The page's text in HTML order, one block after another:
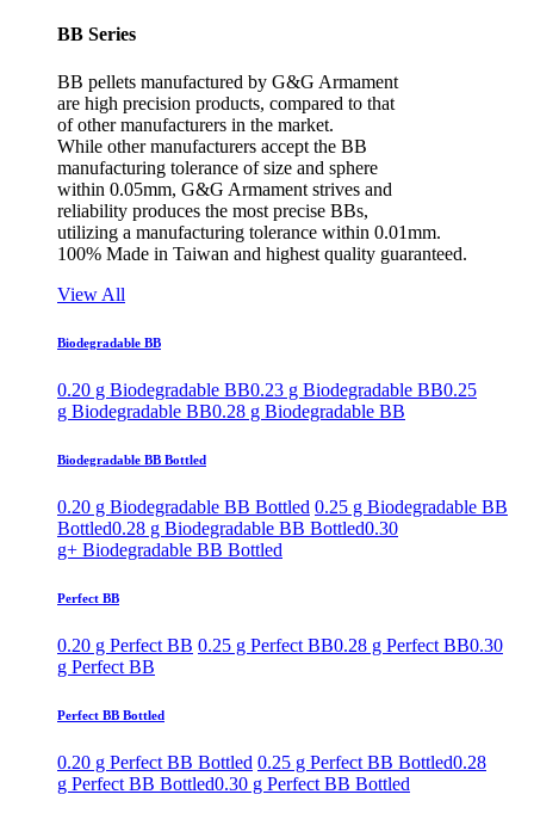
BB Series
BB pellets manufactured by G&G Armament
are high precision products, compared to that
of other manufacturers in the market.
While other manufacturers accept the BB
manufacturing tolerance of size and sphere
within 0.05mm, G&G Armament strives and
reliability produces the most precise BBs,
utilizing a manufacturing tolerance within 0.01mm.
100% Made in Taiwan and highest quality guaranteed.
View All
Biodegradable BB
0.20 g Biodegradable BB0.23 g Biodegradable BB0.25
g Biodegradable BB0.28 g Biodegradable BB
Biodegradable BB Bottled
0.20 g Biodegradable BB Bottled 0.25 g Biodegradable BB
Bottled0.28 g Biodegradable BB Bottled0.30
g+ Biodegradable BB Bottled
Perfect BB
0.20 g Perfect BB 0.25 g Perfect BB0.28 g Perfect BB0.30
g Perfect BB
Perfect BB Bottled
0.20 g Perfect BB Bottled 0.25 g Perfect BB Bottled0.28
g Perfect BB Bottled0.30 g Perfect BB Bottled